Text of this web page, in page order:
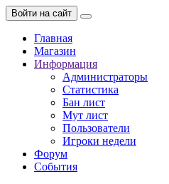
Войти на сайт
Главная
Магазин
Информация
Администраторы
Статистика
Бан лист
Мут лист
Пользователи
Игроки недели
Форум
События